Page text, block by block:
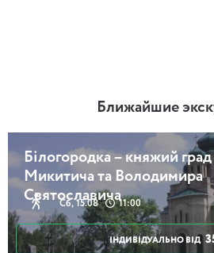
Ближайшие
Білогородка – княжий
Микитича та Володимира
Святославича
Сб, 15.08 11:00
ІНДИВІДУАЛЬНО ВІД